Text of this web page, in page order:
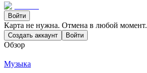
Войти
Карта не нужна. Отмена в любой момент.
Создать аккаунт Войти
Обзор
Музыка